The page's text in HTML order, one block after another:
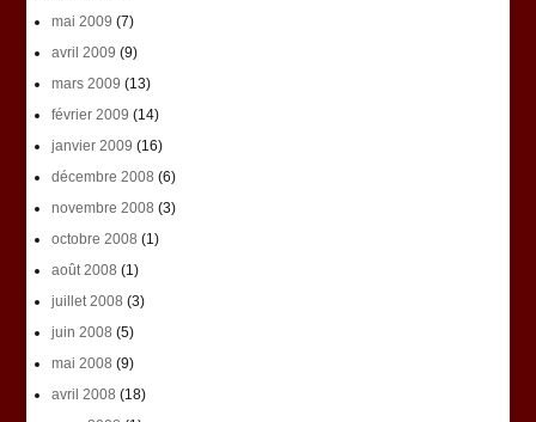
mai 2009 (7)
avril 2009 (9)
mars 2009 (13)
février 2009 (14)
janvier 2009 (16)
décembre 2008 (6)
novembre 2008 (3)
octobre 2008 (1)
août 2008 (1)
juillet 2008 (3)
juin 2008 (5)
mai 2008 (9)
avril 2008 (18)